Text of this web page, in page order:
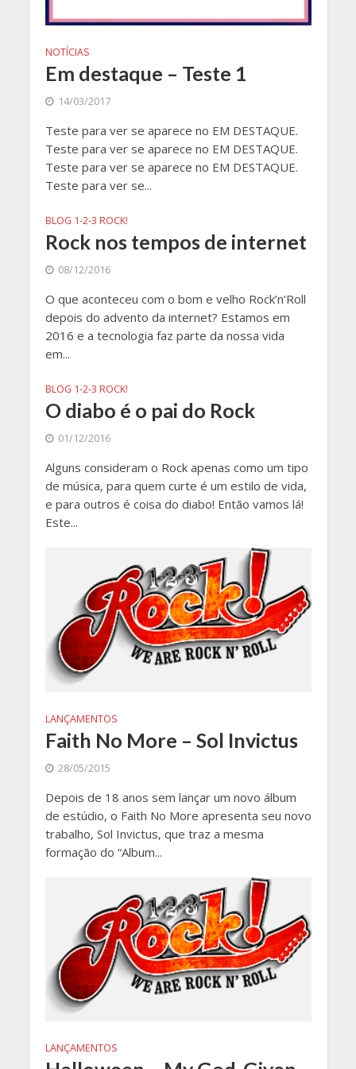
NOTÍCIAS
Em destaque – Teste 1
14/03/2017
Teste para ver se aparece no EM DESTAQUE.
Teste para ver se aparece no EM DESTAQUE.
Teste para ver se aparece no EM DESTAQUE.
Teste para ver se...
BLOG 1-2-3 ROCK!
Rock nos tempos de internet
08/12/2016
O que aconteceu com o bom e velho Rock’n’Roll
depois do advento da internet? Estamos em
2016 e a tecnologia faz parte da nossa vida
em...
BLOG 1-2-3 ROCK!
O diabo é o pai do Rock
01/12/2016
Alguns consideram o Rock apenas como um tipo
de música, para quem curte é um estilo de vida,
e para outros é coisa do diabo! Então vamos lá!
Este...
LANÇAMENTOS
Faith No More – Sol Invictus
28/05/2015
Depois de 18 anos sem lançar um novo álbum
de estúdio, o Faith No More apresenta seu novo
trabalho, Sol Invictus, que traz a mesma
formação do “Album...
LANÇAMENTOS